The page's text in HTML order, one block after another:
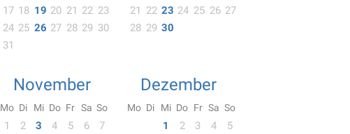
17 18 19 20 21 22 23
24 25 26 27 28 29 30
31
21
22 23 24 25 26 27
28 29 30
November
Mo Di Mi Do Fr Sa So
1 2 3 4 5 6
7
Dezember
Mo Di Mi Do Fr Sa So
1 2 3 4
5